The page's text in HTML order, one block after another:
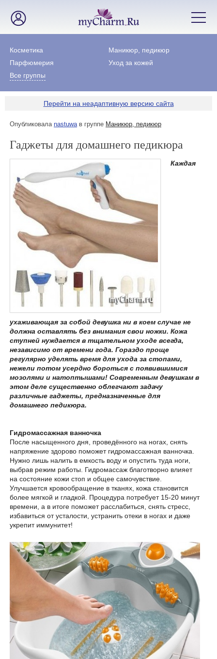
Косметика
Маникюр, педикюр
Парфюмерия
Уход за кожей
Все группы
Перейти на неадаптивную версию сайта
Опубликовала nastuwaв группе Маникюр, педикюр
Гаджеты для домашнего педикюра
Каждая
ухаживающая за собой девушка ни в коем случае не
должна оставлять без внимания свои ножки. Кожа
ступней нуждается в тщательном уходе всегда,
независимо от времени года. Гораздо проще
регулярно уделять время для ухода за стопами,
нежели потом усердно бороться с появившимися
мозолями и натоптышами! Современным девушкам в
этом деле существенно облегчают задачу
различные гаджеты, предназначенные для
домашнего педикюра.
Гидромассажная ванночка
После насыщенного дня, проведённого на ногах, снять
напряжение здорово поможет гидромассажная ванночка.
Нужно лишь налить в емкость воду и опустить туда ноги,
выбрав режим работы. Гидромассаж благотворно влияет
на состояние кожи стоп и общее самочувствие.
Улучшается кровообращение в тканях, кожа становится
более мягкой и гладкой. Процедура потребует 15-20 минут
времени, а в итоге поможет расслабиться, снять стресс,
избавиться от усталости, устранить отеки в ногах и даже
укрепит иммунитет!